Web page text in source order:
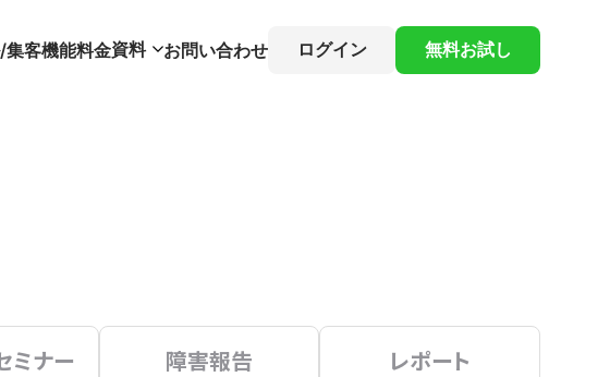
集客機能料金資料 お問い合わせ ログイン 無料お試し
ミナー 障害報告 レポート